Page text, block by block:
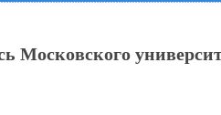
Московского